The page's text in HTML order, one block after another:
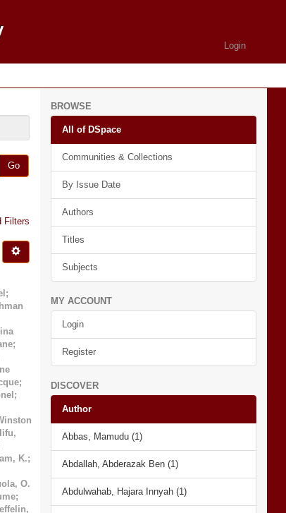
Login
Go
Filters
;
;
;
;
K.;
O.
;
BROWSE
All of DSpace
Communities & Collections
By Issue Date
Authors
Titles
Subjects
MY ACCOUNT
Login
Register
DISCOVER
Author
Abbas, Mamudu (1)
Abdallah, Abderazak Ben (1)
Abdulwahab, Hajara Innyah (1)